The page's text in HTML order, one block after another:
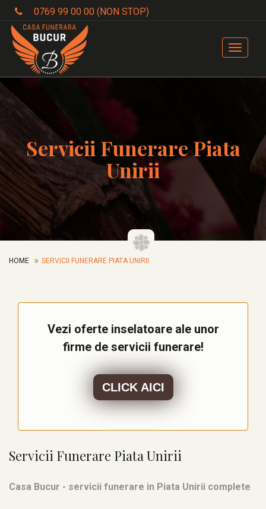
0769 99 00 00 (NON STOP)
Toggle
Servicii Funerare Piata
Unirii
HOME SERVICII FUNERARE PIATA UNIRII
Vezi oferte inselatoare ale unor
firme de servicii funerare!
CLICK AICI
Servicii Funerare Piata Unirii
Casa Bucur - servicii funerare in Piata Unirii complete